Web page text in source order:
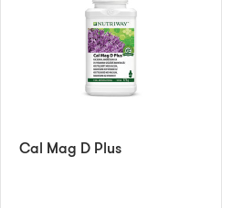
Cal Mag D Plus